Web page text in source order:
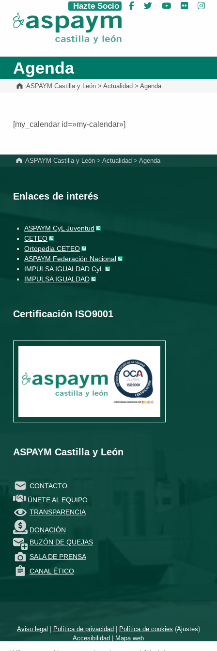
ASPAYM Castilla y León
Hazte Socio Facebook
Twitter YouTube
Flickr
Agenda
ASPAYM Castilla y León> Actualidad > Agenda
[my_calendar id=»my-calendar»]
ASPAYM Castilla y León >Actualidad >Agenda
Enlaces de interés
ASPAYM CyL Juventud
CETEO
Ortopedia CETEO
ASPAYM Federación Nacional
IMPULSA IGUALDAD CyL
IMPULSA IGUALDAD
Certificación ISO9001
ASPAYM Castilla y León
CONTACTO
ÚNETE AL EQUIPO
TRANSPARENCIA
DONACIÓN
BUZÓN DE QUEJAS
SALA DE PRENSA
CANAL ÉTICO
Aviso legal | Política de privacidad| Política de cookies (Ajustes)
Accesibilidad | Mapa web